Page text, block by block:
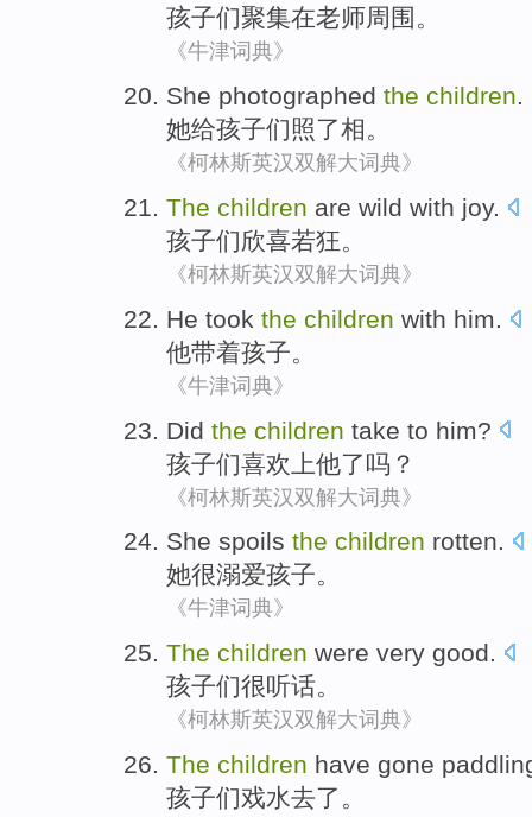
孩子们聚集在老师周围 。
《牛津词典》
She photographed the children.
她给孩子们照了相。
《柯林斯英汉双解大词典》
The children are wild with joy.
孩子们欣喜若狂。
《柯林斯英汉双解大词典》
He took the children with him.
他带着孩子。
《牛津词典》
Did the children take to him?
孩子们喜欢 上他了吗？
《柯林斯英汉双解大词典》
She spoils the children rotten.
她很溺爱孩子。
《牛津词典》
The children were very good.
孩子们很听话。
《柯林斯英汉双解大词典》
The children have gone
孩子们戏水去了。